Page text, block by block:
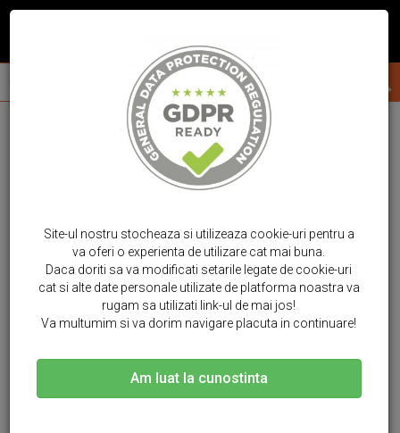
Site-ul nostru stocheaza si utilizeaza cookie-uri pentru a
va oferi o experienta de utilizare cat mai buna.
Daca doriti sa va modificati setarile legate de cookie-uri
cat si alte date personale utilizate de platforma noastra va
rugam sa utilizati link-ul de mai jos!
Va multumim si va dorim navigare placuta in continuare!
Am luat la cunostinta